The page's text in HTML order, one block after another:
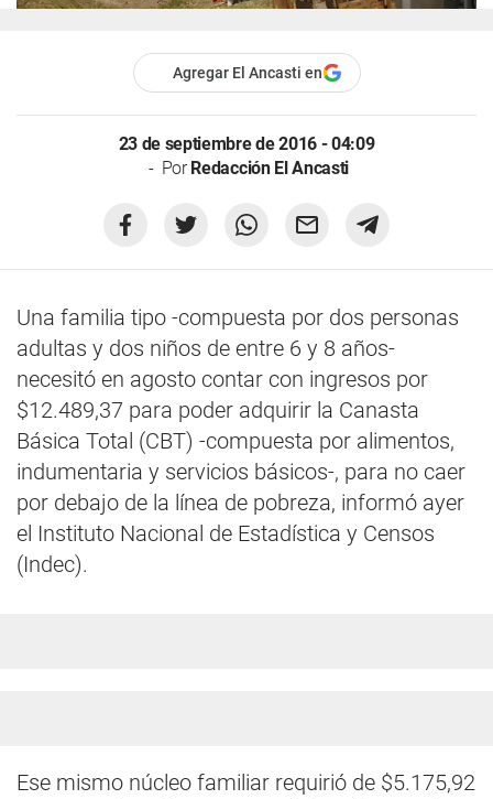
Agregar El Ancasti en
23 de septiembre de 2016 - 04:09
PorRedacción El Ancasti
Una familia tipo -compuesta por dos personas
adultas y dos niños de entre 6 y 8 años-
necesitó en agosto contar con ingresos por
$12.489,37 para poder adquirir la Canasta
Básica Total (CBT) -compuesta por alimentos,
indumentaria y servicios básicos-, para no caer
por debajo de la línea de pobreza, informó ayer
el Instituto Nacional de Estadística y Censos
(Indec).
Ese mismo núcleo familiar requirió de $5.175,92